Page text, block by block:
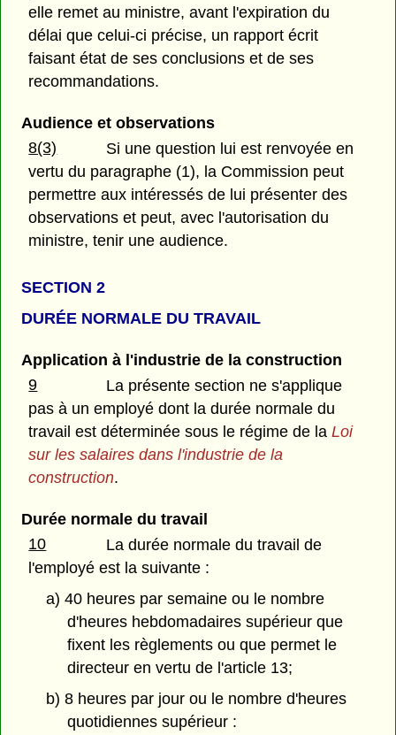
elle remet au ministre, avant l'expiration du
délai que celui-ci précise, un rapport écrit
faisant état de ses conclusions et de ses
recommandations.
Audience et observations
8(3)
Si une question lui est renvoyée en
vertu du paragraphe (1), la Commission peut
permettre aux intéressés de lui présenter des
observations et peut, avec l'autorisation du
ministre, tenir une audience.
SECTION 2
DURÉE NORMALE DU TRAVAIL
Application à l'industrie de la construction
9
La présente section ne s'applique
pas à un employé dont la durée normale du
travail est déterminée sous le régime de laLoi
sur les salaires dans l'industrie de la
construction.
Durée normale du travail
10
La durée normale du travail de
l'employé est la suivante :
a) 40 heures par semaine ou le nombre
d'heures hebdomadaires supérieur que
fixent les règlements ou que permet le
directeur en vertu de l'article 13;
b) 8 heures par jour ou le nombre d'heures
quotidiennes supérieur :